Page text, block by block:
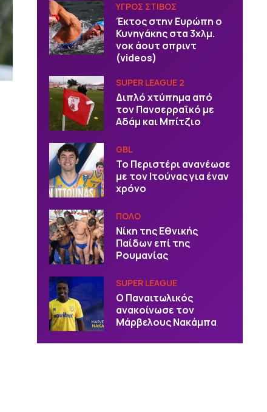
ΥΓΡΟΣ ΣΤΙΒΟΣ
Έκτος στην Ευρώπη ο
Κυνηγάκης στα 3χλμ.
νοκ άουτ σπριντ
(videos)
SUPER LEAGUE 2
Διπλό χτύπημα από
τον Πανσερραϊκό με
Αδάμ και Μπίτζιο
GBL
Το Περιστέρι ανανέωσε
με τον Ιτούνας για έναν
χρόνο
ΠΟΛΟ
Νίκη της Εθνικής
Παίδων επί της
Ρουμανίας
SUPER LEAGUE
Ο Παναιτωλικός
ανακοίνωσε τον
Μάρβελους Νακάμπα